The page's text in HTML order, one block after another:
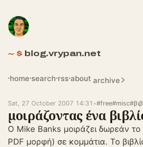
blog.vrypan.net
home search rss about archive
Sat, 27 October 2007 14:31 •#free#misc
μοιράζοντας ένα
Ο Mike Banks μοιράζει δωρεάν το
PDF μορφή) σε κομμάτια. Το